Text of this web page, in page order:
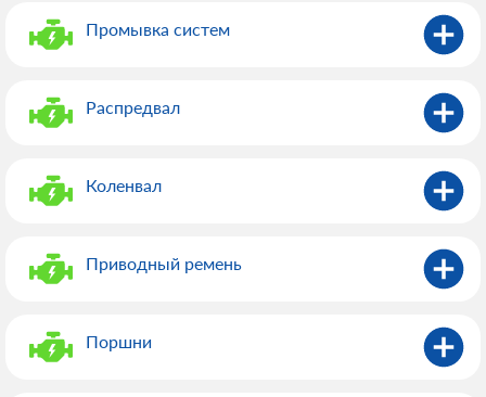
Промывка систем
Распредвал
Коленвал
Приводный ремень
Поршни